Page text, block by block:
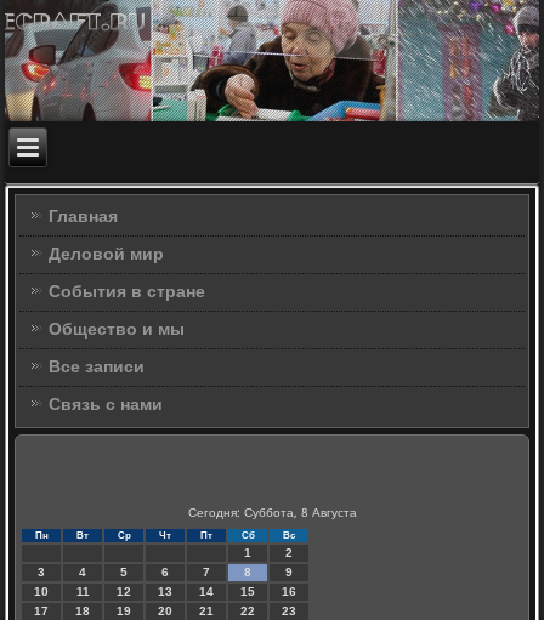
Главная
Деловой мир
События в стране
Общество и мы
Все записи
Связь с нами
Сегодня: Суббота, 8 Августа
Пн Вт Ср Чт Пт Сб Вс
1
2
3
4 5 6 7 8
9
10
11 12 13 14 15
16
17
18 19 20 21 22
23